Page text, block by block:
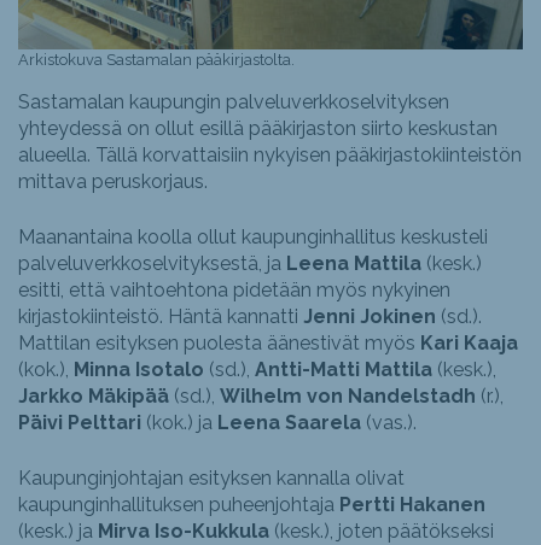
Arkistokuva Sastamalan pääkirjastolta.
Sastamalan kaupungin palveluverkkoselvityksen
yhteydessä on ollut esillä pääkirjaston siirto keskustan
alueella. Tällä korvattaisiin nykyisen pääkirjastokiinteistön
mittava peruskorjaus.
Maanantaina koolla ollut kaupunginhallitus keskusteli
palveluverkkoselvityksestä, ja Leena Mattila (kesk.)
esitti, että vaihtoehtona pidetään myös nykyinen
kirjastokiinteistö. Häntä kannatti Jenni Jokinen (sd.).
Mattilan esityksen puolesta äänestivät myös Kari Kaaja
(kok.), Minna Isotalo (sd.), Antti-Matti Mattila (kesk.),
Jarkko Mäkipää (sd.), Wilhelm von Nandelstadh (r.),
Päivi Pelttari (kok.) ja Leena Saarela (vas.).
Kaupunginjohtajan esityksen kannalla olivat
kaupunginhallituksen puheenjohtaja Pertti Hakanen
(kesk.) ja Mirva Iso-Kukkula (kesk.), joten päätökseksi